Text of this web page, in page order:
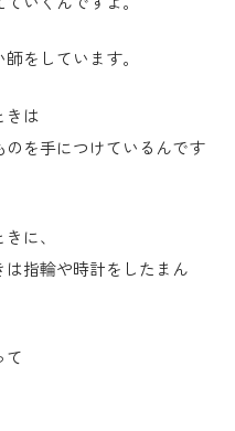
をしています。
きは
を手につけているんです
に、
指輪や時計をしたまん
て